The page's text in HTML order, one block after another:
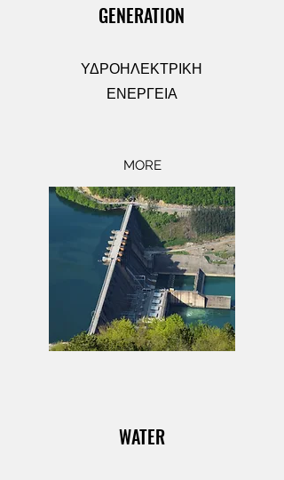
GENERATION
ΥΔΡΟΗΛΕΚΤΡΙΚΗ
ΕΝΕΡΓΕΙΑ
MORE
WATER